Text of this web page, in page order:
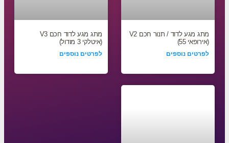
מתג מגע לדוד / תנור חכם V2
(אירופאי 55)
לפרטים נוספים
מתג מגע לדוד חכם V3
(איטלקי 3 מודול)
לפרטים נוספים